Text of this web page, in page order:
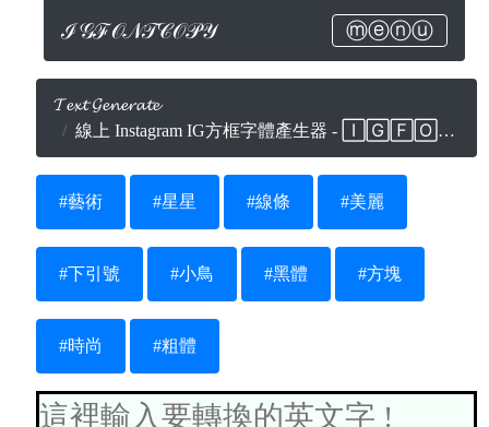
ℐ𝒢ℱ𝒪𝒩𝒯𝒞𝒪𝒫𝒴 ⓜⓔⓝⓤ
𝓣𝓮𝔁𝓽 𝓖𝓮𝓷𝓮𝓻𝓪𝓽𝓮
線上 Instagram IG方框字體產生器 - 🄸🄶🄵🄾🄽🅃🄲🄾🄿🅈.🄲🄾🄼
#藝術 #星星 #線條 #美麗
#下引號 #小鳥 #黑體 #方塊
#時尚 #粗體